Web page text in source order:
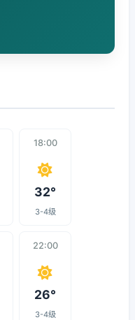
18:00
32°
3-4级
22:00
26°
3-4级